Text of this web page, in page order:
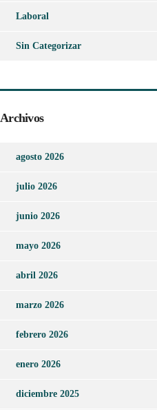
Laboral
Sin Categorizar
Archivos
agosto 2026
julio 2026
junio 2026
mayo 2026
abril 2026
marzo 2026
febrero 2026
enero 2026
diciembre 2025